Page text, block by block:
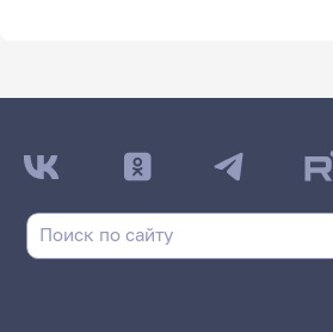
ДАТА ПОСЛЕДНЕГО
НЕ ОБНОВЛЯЛОСЬ